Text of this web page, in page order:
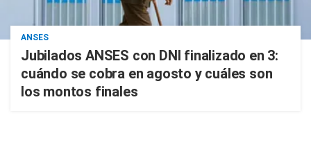
ANSES
Jubilados ANSES con DNI finalizado en 3:
cuándo se cobra en agosto y cuáles son
los montos finales